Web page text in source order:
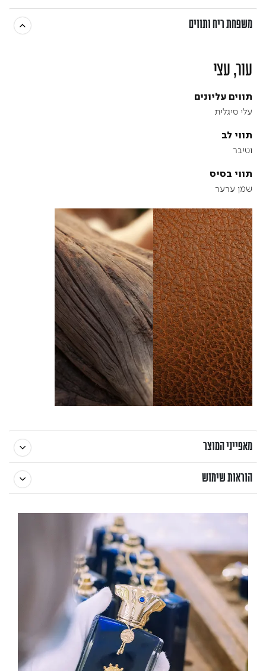
משפחת ריח ותווים
עור, עצי
תווים עליונים
עלי סיגלית
תווי לב
וטיבר
תווי בסיס
שמן ערער
מאפייני המוצר
הוראות שימוש